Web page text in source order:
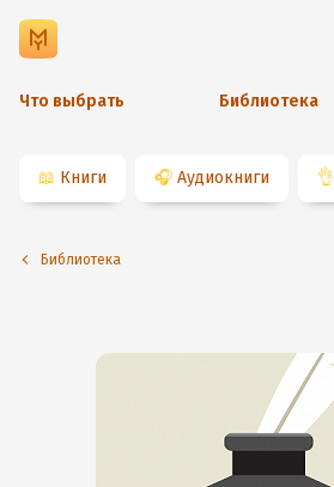
Что выбрать Библиотека
📖 Книги 🎧 Аудиокниги 👌
Библиотека